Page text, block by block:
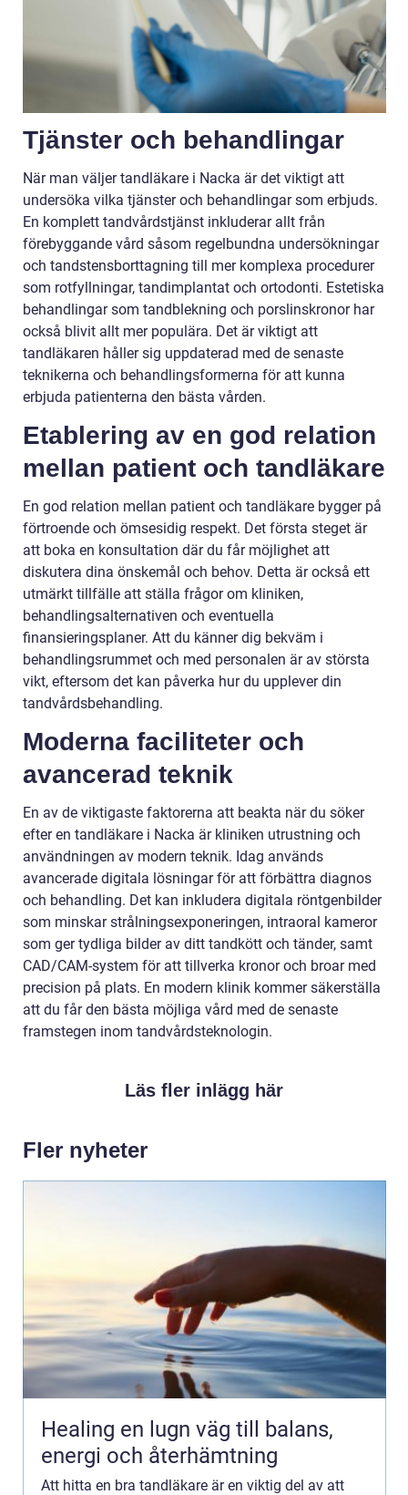
Tjänster och behandlingar
När man väljer tandläkare i Nacka är det viktigt att
undersöka vilka tjänster och behandlingar som erbjuds.
En komplett tandvårdstjänst inkluderar allt från
förebyggande vård såsom regelbundna undersökningar
och tandstensborttagning till mer komplexa procedurer
som rotfyllningar, tandimplantat och ortodonti. Estetiska
behandlingar som tandblekning och porslinskronor har
också blivit allt mer populära. Det är viktigt att
tandläkaren håller sig uppdaterad med de senaste
teknikerna och behandlingsformerna för att kunna
erbjuda patienterna den bästa vården.
Etablering av en god relation
mellan patient och tandläkare
En god relation mellan patient och tandläkare bygger på
förtroende och ömsesidig respekt. Det första steget är
att boka en konsultation där du får möjlighet att
diskutera dina önskemål och behov. Detta är också ett
utmärkt tillfälle att ställa frågor om kliniken,
behandlingsalternativen och eventuella
finansieringsplaner. Att du känner dig bekväm i
behandlingsrummet och med personalen är av största
vikt, eftersom det kan påverka hur du upplever din
tandvårdsbehandling.
Moderna faciliteter och
avancerad teknik
En av de viktigaste faktorerna att beakta när du söker
efter en tandläkare i Nacka är kliniken utrustning och
användningen av modern teknik. Idag används
avancerade digitala lösningar för att förbättra diagnos
och behandling. Det kan inkludera digitala röntgenbilder
som minskar strålningsexponeringen, intraoral kameror
som ger tydliga bilder av ditt tandkött och tänder, samt
CAD/CAM-system för att tillverka kronor och broar med
precision på plats. En modern klinik kommer säkerställa
att du får den bästa möjliga vård med de senaste
framstegen inom tandvårdsteknologin.
Läs fler inlägg här
Fler nyheter
Healing en lugn väg till balans,
energi och återhämtning
Att hitta en bra tandläkare är en viktig del av att